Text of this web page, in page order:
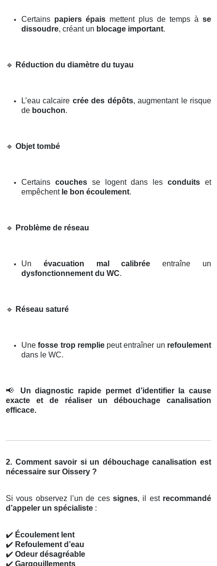
Certains papiers épais mettent plus de temps à se
dissoudre, créant un blocage important.
🔹 Réduction du diamètre du tuyau
L’eau calcaire crée des dépôts, augmentant le risque
de bouchon.
🔹 Objet tombé
Certains couchesse logent dans lesconduits et
empêchent le bon écoulement.
🔹 Problème de réseau
Un évacuation mal calibrée entraîne un
dysfonctionnement du WC.
🔹 Réseau saturé
Unefosse trop rempliepeut entraîner un refoulement
dans le WC.
📢
Un diagnostic rapide permet d’identifier la cause
exacte et de réaliser un débouchage canalisation
efficace.
2. Comment savoir si un débouchage canalisation est
nécessaire sur Oissery ?
Si vous observez l’un de ces signes, il est recommandé
d’appeler un spécialiste :
✔️ Écoulement lent
✔️ Refoulement d’eau
✔️ Odeur désagréable
✔️ Gargouillements